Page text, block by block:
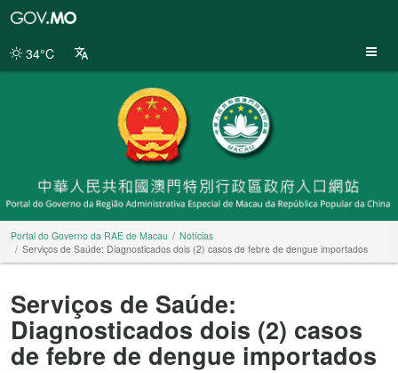
da
34°C
Portal do Governo da RAE de Macau
Notícias
Serviços de Saúde: Diagnosticados dois (2) casos de febre de dengue importados
Serviços de Saúde:
Diagnosticados dois (2) casos
de febre de dengue importados